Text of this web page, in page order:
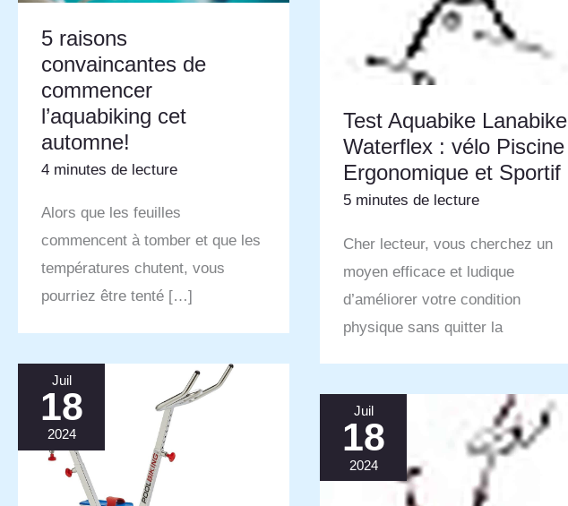
5 raisons
convaincantes de
commencer
l’aquabiking cet
automne!
4 minutes de lecture
Alors que les feuilles
commencent à tomber et que les
températures chutent, vous
pourriez être tenté […]
Test Aquabike Lanabike
Waterflex : vélo Piscine
Ergonomique et Sportif
5 minutes de lecture
Cher lecteur, vous cherchez un
moyen efficace et ludique
d’améliorer votre condition
physique sans quitter la
Juil
18
2024
Juil
18
2024